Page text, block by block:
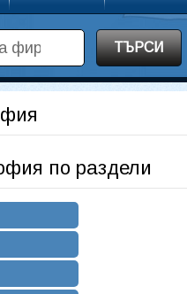
ТЪРСИ
по раздели